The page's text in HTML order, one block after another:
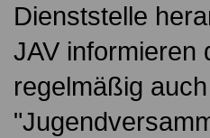
Dienststelle
JAV informieren
regelmäßig